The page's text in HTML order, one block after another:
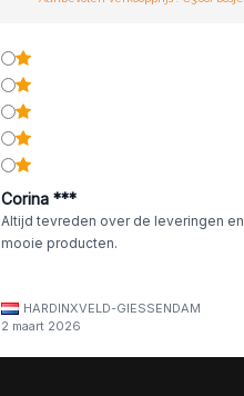
Corina ***
Altijd tevreden over de leveringen en
mooie producten.
HARDINXVELD-GIESSENDAM
2 maart 2026